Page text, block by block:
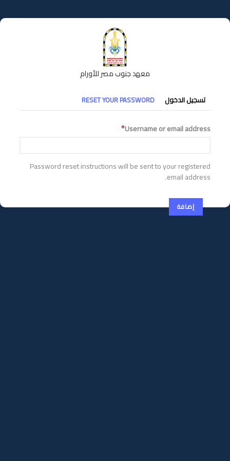
إلى
المحتوى
معهد جنوب مصر للأورام
التبويبات
الأساسية
تسجيل الدخول RESET YOUR PASSWORD
Username or email address
Password reset instructions will be sent to your registered
email address.